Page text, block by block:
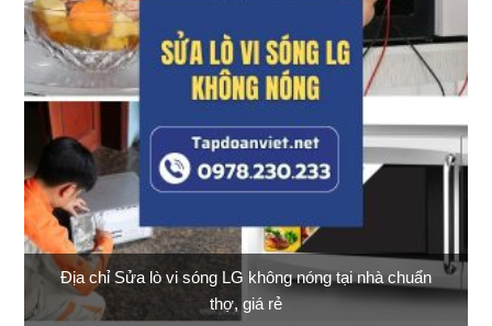
Địa chỉ Sửa lò vi sóng LG không nóng tại nhà chuẩn
thợ, giá rẻ